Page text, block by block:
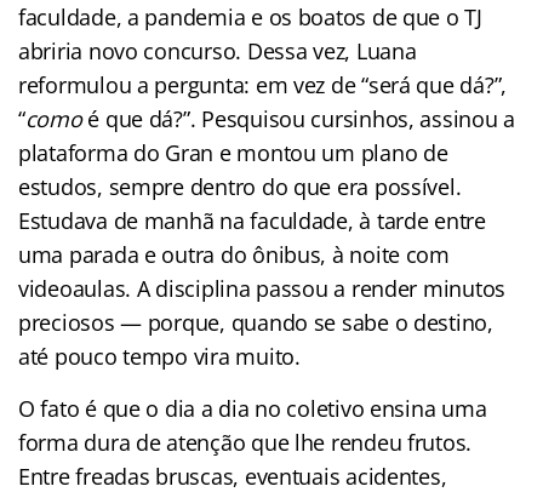
faculdade, a pandemia e os boatos de que o TJ
abriria novo concurso. Dessa vez, Luana
reformulou a pergunta: em vez de “será que dá?”,
“comoé que dá?”. Pesquisou cursinhos, assinou a
plataforma do Gran e montou um plano de
estudos, sempre dentro do que era possível.
Estudava de manhã na faculdade, à tarde entre
uma parada e outra do ônibus, à noite com
videoaulas. A disciplina passou a render minutos
preciosos — porque, quando se sabe o destino,
até pouco tempo vira muito.
O fato é que o dia a dia no coletivo ensina uma
forma dura de atenção que lhe rendeu frutos.
Entre freadas bruscas, eventuais acidentes,